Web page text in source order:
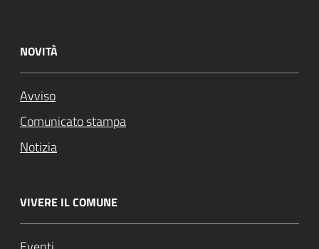
NOVITÀ
Avviso
Comunicato stampa
Notizia
VIVERE IL COMUNE